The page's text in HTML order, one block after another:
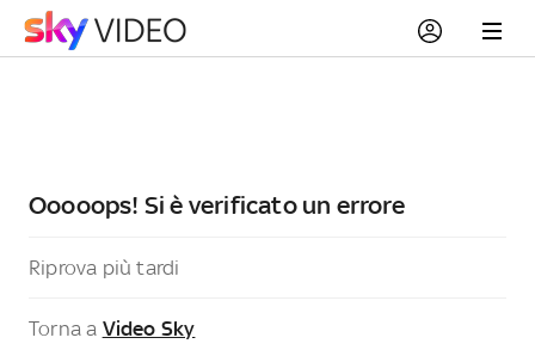
Ooooops! Si è verificato un errore
Riprova più tardi
Torna a Video Sky